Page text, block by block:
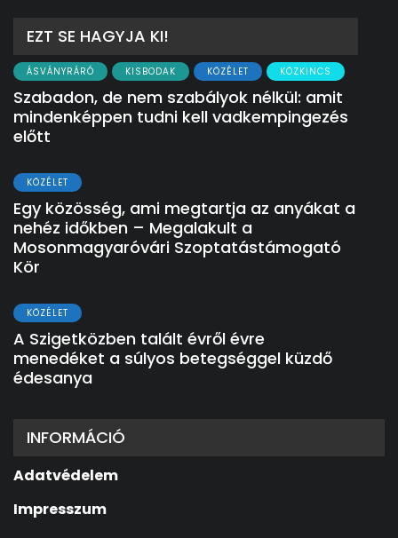
EZT SE HAGYJA KI!
ÁSVÁNYRÁRÓ KISBODAK KÖZÉLET KÖZKINCS
Szabadon, de nem szabályok nélkül: amit
mindenképpen tudni kell vadkempingezés
előtt
KÖZÉLET
Egy közösség, ami megtartja az anyákat a
nehéz időkben – Megalakult a
Mosonmagyaróvári Szoptatástámogató
Kör
KÖZÉLET
A Szigetközben talált évről évre
menedéket a súlyos betegséggel küzdő
édesanya
INFORMÁCIÓ
Adatvédelem
Impresszum